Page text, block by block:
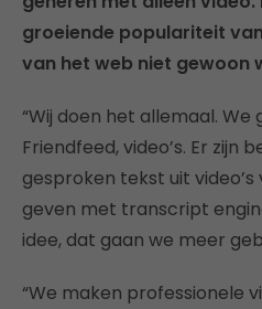
groeiende populariteit
van het web niet gewoon
“Wij doen het allemaal.
Friendfeed, video’s. Er zijn
gesproken tekst uit
geven met transcript
idee, dat gaan we meer
“We maken professionele